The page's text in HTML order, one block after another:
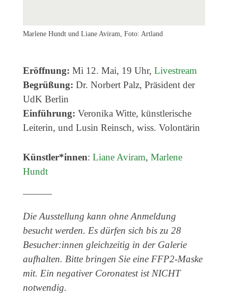
Veranstaltungsformate
Marlene Hundt und Liane Aviram, Foto: Artland
Eröffnung: Mi 12. Mai, 19 Uhr, Livestream
Begrüßung: Dr. Norbert Palz, Präsident der
UdK Berlin
Einführung: Veronika Witte, künstlerische
Leiterin, und Lusin Reinsch, wiss. Volontärin
Künstler*innen: Liane Aviram, Marlene
Hundt
———
Die Ausstellung kann ohne Anmeldung
besucht werden. Es dürfen sich bis zu 28
Besucher:innen gleichzeitig in der Galerie
aufhalten. Bitte bringen Sie eine FFP2-Maske
mit. Ein negativer Coronatest ist NICHT
notwendig.